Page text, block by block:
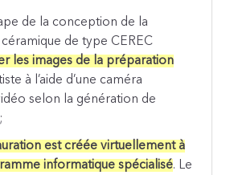
de la conception de la
de type CEREC
les images de la préparation
à l’aide d’une caméra
selon la génération de
est créée virtuellement à
informatique spécialisé. Le